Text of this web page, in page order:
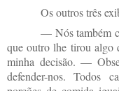
Os outros três
— Nós também
que outro lhe tirou algo
minha decisão. —
defender-nos. Todos